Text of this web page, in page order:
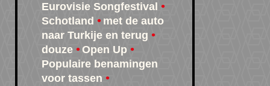
Eurovisie Songfestival
Schotland
met de auto
naar Turkije en terug
douze
Open Up
Populaire benamingen
voor tassen